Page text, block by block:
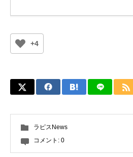
+4
ラピスNews
コメント: 0